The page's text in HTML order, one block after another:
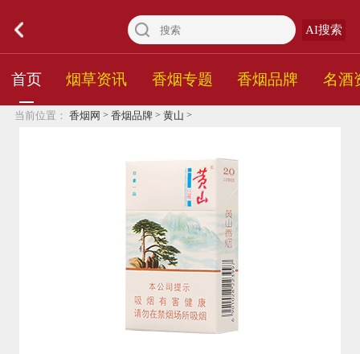
AI搜索
首页 烟草资讯 香烟专题 香烟品牌 名酒
当前位置： 香烟网 > 香烟品牌 > 黄山 >